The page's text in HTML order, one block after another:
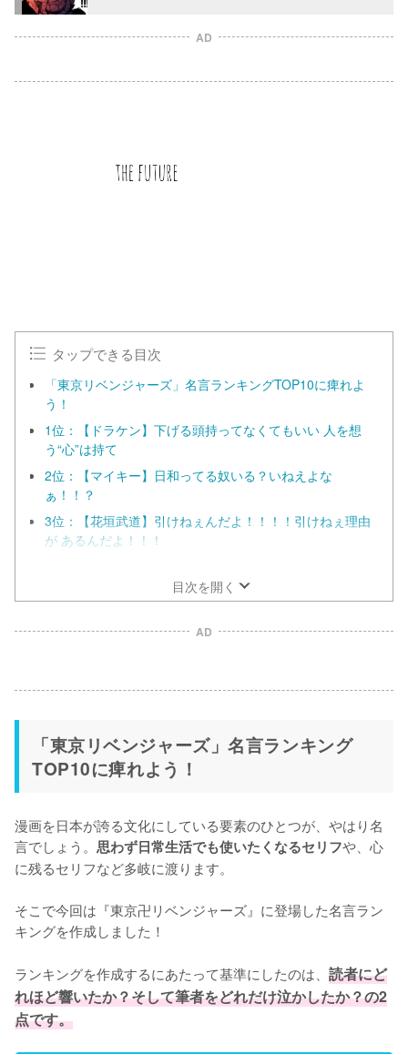
AD
タップできる目次
「東京リベンジャーズ」名言ランキングTOP10に痺れよ
う！
1位：【ドラケン】下げる頭持ってなくてもいい 人を想
う“心”は持て
2位：【マイキー】日和ってる奴いる？いねえよな
ぁ！！？
3位：【花垣武道】引けねぇんだよ！！！！引けねぇ理由
が あるんだよ！！！
目次を開く
AD
「東京リベンジャーズ」名言ランキング
TOP10に痺れよう！
漫画を日本が誇る文化にしている要素のひとつが、やはり名
言でしょう。 思わず日常生活でも使いたくなるセリフや、心
に残るセリフなど多岐に渡ります。
そこで今回は『東京卍リベンジャーズ』に登場した名言ラン
キングを作成しました！
ランキングを作成するにあたって基準にしたのは、 読者にど
れほど響いたか？そして筆者をどれだけ泣かしたか？の2
点です。